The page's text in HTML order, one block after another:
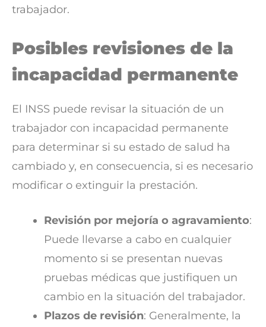
trabajador.
Posibles revisiones de la
incapacidad permanente
El INSS puede revisar la situación de un
trabajador con incapacidad permanente
para determinar si su estado de salud ha
cambiado y, en consecuencia, si es necesario
modificar o extinguir la prestación.
Revisión por mejoría o agravamiento:
Puede llevarse a cabo en cualquier
momento si se presentan nuevas
pruebas médicas que justifiquen un
cambio en la situación del trabajador.
Plazos de revisión: Generalmente, la